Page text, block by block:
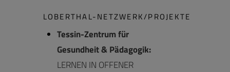
LOBERTHAL-NETZWERK/PROJEKTE
Tessin-Zentrum für
Gesundheit & Pädagogik:
LERNEN IN OFFENER